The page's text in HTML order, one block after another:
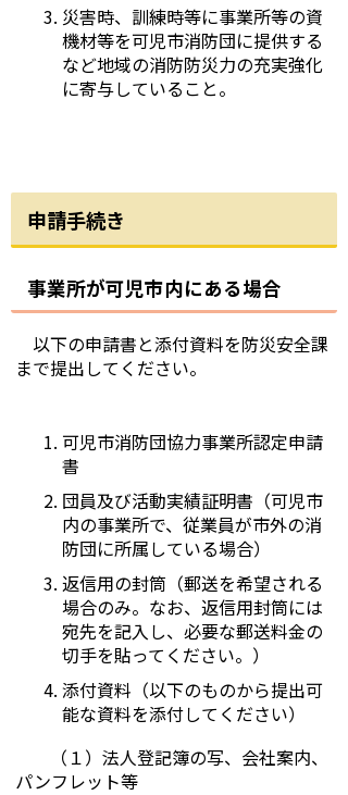
災害時、訓練時等に事業所等の資
機材等を可児市消防団に提供する
など地域の消防防災力の充実強化
に寄与していること。
申請手続き
事業所が可児市内にある場合
以下の申請書と添付資料を防災安全課
まで提出してください。
可児市消防団協力事業所認定申請
書
団員及び活動実績証明書（可児市
内の事業所で、従業員が市外の消
防団に所属している場合）
返信用の封筒（郵送を希望される
場合のみ。なお、返信用封筒には
宛先を記入し、必要な郵送料金の
切手を貼ってください。）
添付資料（以下のものから提出可
能な資料を添付してください）
（１）法人登記簿の写、会社案内、
パンフレット等